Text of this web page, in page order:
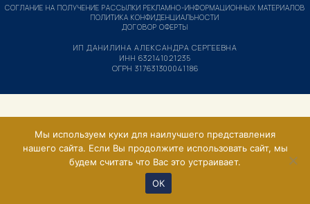
ИП ДАНИЛИНА АЛЕКСАНДРА СЕРГЕЕВНА
ИНН 632141021235
ОГРН 317631300041186
СОГЛАНИЕ НА ПОЛУЧЕНИЕ РАССЫЛКИ РЕКЛАМНО-ИНФОРМАЦИОННЫХ МАТЕРИАЛОВ
ПОЛИТИКА КОНФИДЕНЦИАЛЬНОСТИ
ДОГОВОР ОФЕРТЫ
Мы используем куки для наилучшего представления
нашего сайта. Если Вы продолжите использовать сайт, мы
будем считать что Вас это устраивает.
ОК